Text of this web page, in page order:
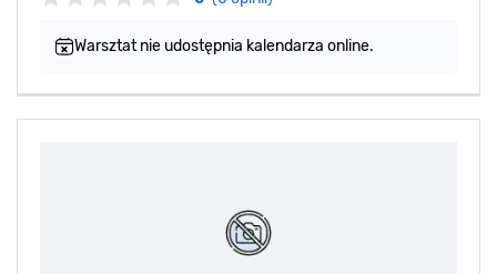
Warsztat nie udostępnia kalendarza online.